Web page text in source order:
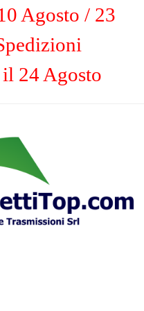
Agosto / 23
24 Agosto